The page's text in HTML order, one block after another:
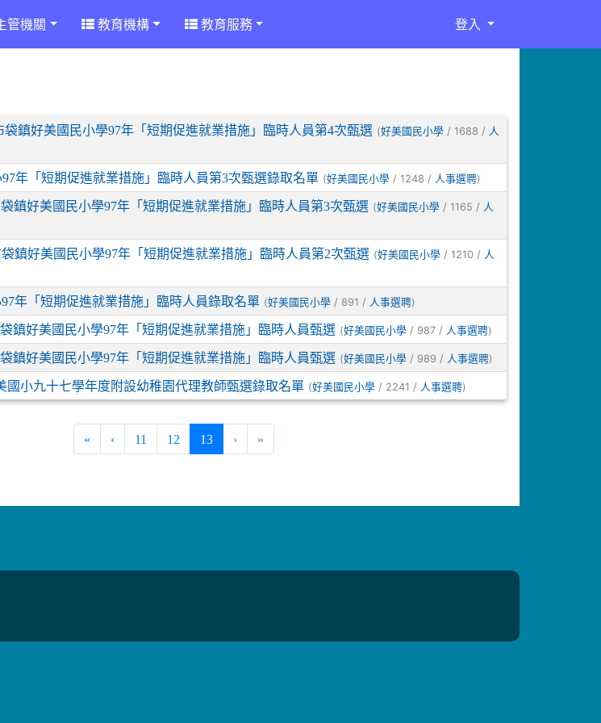
管機關 教育機構 教育服務 登入
袋鎮好美國民小學97年「短期促進就業措施」臨時人員第4次甄選 (好美國民小學 / 1688 / 人
年「短期促進就業措施」臨時人員第3次甄選錄取名單 (好美國民小學 / 1248 / 人事選聘)
鎮好美國民小學97年「短期促進就業措施」臨時人員第3次甄選 (好美國民小學 / 1165 / 人
鎮好美國民小學97年「短期促進就業措施」臨時人員第2次甄選 (好美國民小學 / 1210 / 人
年「短期促進就業措施」臨時人員錄取名單 (好美國民小學 / 891 / 人事選聘)
鎮好美國民小學97年「短期促進就業措施」臨時人員甄選 (好美國民小學 / 987 / 人事選聘)
鎮好美國民小學97年「短期促進就業措施」臨時人員甄選 (好美國民小學 / 989 / 人事選聘)
國小九十七學年度附設幼稚園代理教師甄選錄取名單 (好美國民小學 / 2241 / 人事選聘)
« ‹ 11 12 13(current)
› »